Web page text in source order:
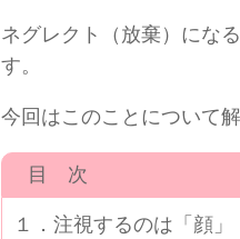
ネグレクト（放棄）にな
す。
今回はこのことについて解
目 次
１．注視するのは「顔」